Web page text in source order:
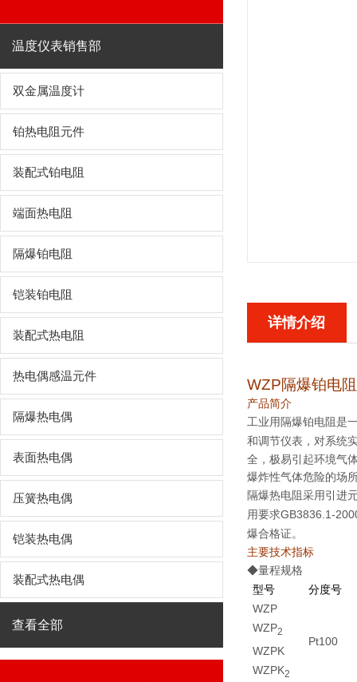
温度仪表销售部
双金属温度计
铂热电阻元件
装配式铂电阻
端面热电阻
隔爆铂电阻
铠装铂电阻
装配式热电阻
热电偶感温元件
隔爆热电偶
表面热电偶
压簧热电偶
铠装热电偶
装配式热电偶
查看全部
详情介绍
WZP隔爆铂电
产品简介
工业用隔爆铂电阻是
和调节仪表，对系统
全，极易引起环境气
爆炸性气体危险的场
隔爆热电阻采用引进
用要求GB3836.1-
爆合格证。
主要技术指标
◆量程规格
型号
分度号
WZP
Pt100
WZP2
WZPK
WZPK2